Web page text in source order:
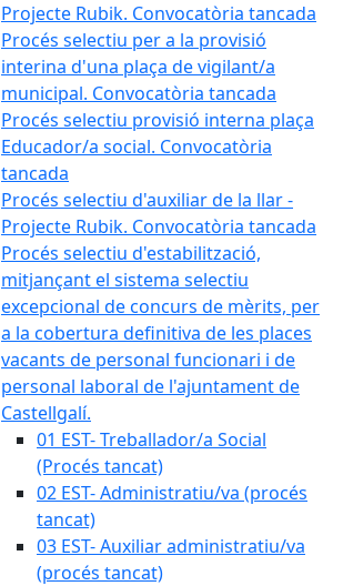
Projecte Rubik. Convocatòria tancada
Procés selectiu per a la provisió
interina d'una plaça de vigilant/a
municipal. Convocatòria tancada
Procés selectiu provisió interna plaça
Educador/a social. Convocatòria
tancada
Procés selectiu d'auxiliar de la llar -
Projecte Rubik. Convocatòria tancada
Procés selectiu d'estabilització,
mitjançant el sistema selectiu
excepcional de concurs de mèrits, per
a la cobertura definitiva de les places
vacants de personal funcionari i de
personal laboral de l'ajuntament de
Castellgalí.
01 EST- Treballador/a Social
(Procés tancat)
02 EST- Administratiu/va (procés
tancat)
03 EST- Auxiliar administratiu/va
(procés tancat)